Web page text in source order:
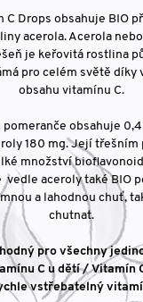
C Drops obsahuje BIO
acerola. Acerola
je keřovitá rostlina
pro celém světě díky
obsahu vitamínu C.
pomeranče obsahuje
180 mg. Její
množství
aceroly také BIO
a lahodnou chuť,
chutnat.
pro všechny
C u dětí / Vitamín
vstřebatelný